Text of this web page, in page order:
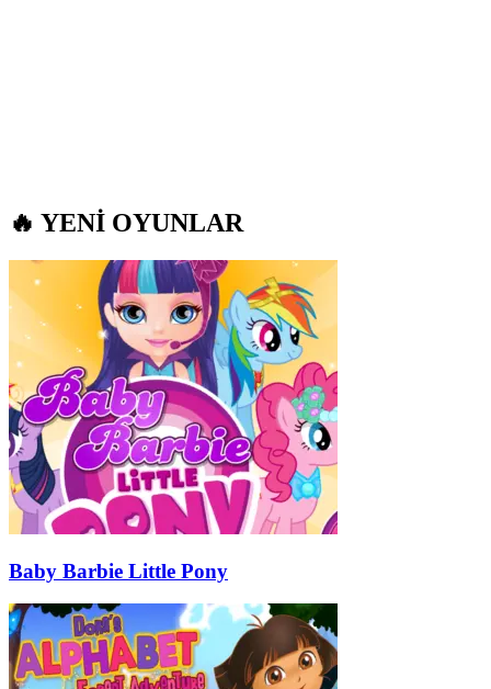
🔥 YENİ OYUNLAR
Baby Barbie Little Pony